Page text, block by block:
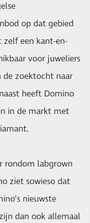
op dat gebied
een kant-en-
voor juweliers
de zoektocht naar
heeft Domino
in de markt met
rondom labgrown
ziet sowieso dat
nieuwste
dan ook allemaal